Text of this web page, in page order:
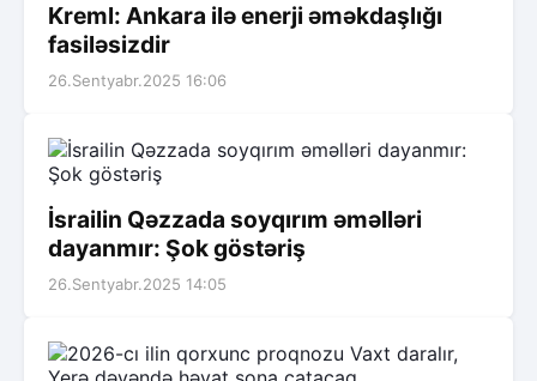
Kreml: Ankara ilə enerji əməkdaşlığı
fasiləsizdir
26.Sentyabr.2025 16:06
İsrailin Qəzzada soyqırım əməlləri
dayanmır: Şok göstəriş
26.Sentyabr.2025 14:05